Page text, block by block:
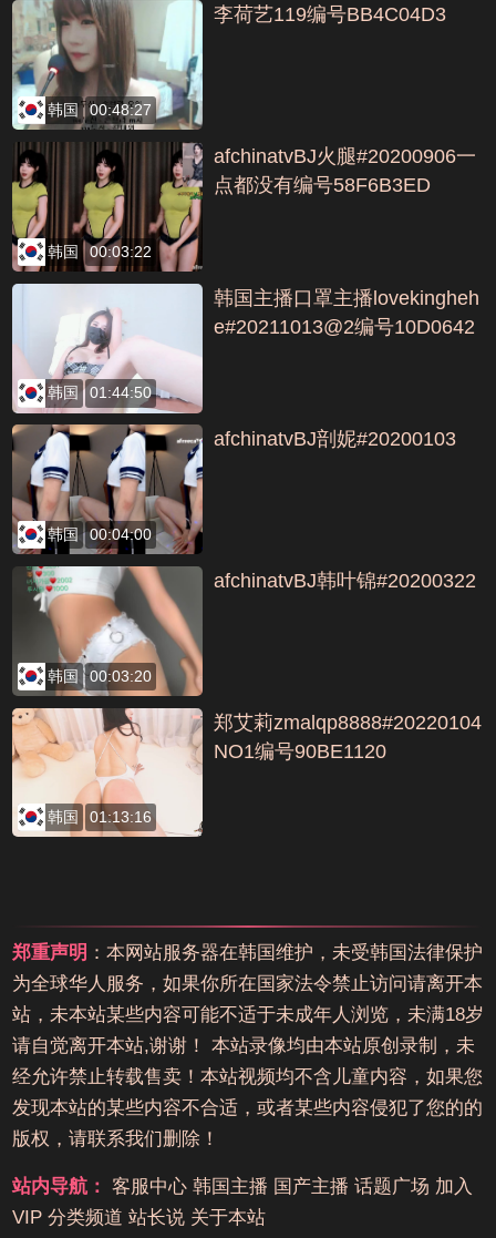
韩国 00:48:27
李荷艺119编号BB4C04D3
韩国 00:03:22
afchinatvBJ火腿#20200906一
点都没有编号58F6B3ED
韩国 01:44:50
韩国主播口罩主播lovekingheh
e#20211013@2编号10D0642
韩国 00:04:00
afchinatvBJ剖妮#20200103
韩国 00:03:20
afchinatvBJ韩叶锦#20200322
韩国 01:13:16
郑艾莉zmalqp8888#20220104
NO1编号90BE1120
郑重声明 ：本网站服务器在韩国维护，未受韩国法律保护
为全球华人服务，如果你所在国家法令禁止访问请离开本
站，未本站某些内容可能不适于未成年人浏览，未满18岁
请自觉离开本站,谢谢！ 本站录像均由本站原创录制，未
经允许禁止转载售卖！本站视频均不含儿童内容，如果您
发现本站的某些内容不合适，或者某些内容侵犯了您的的
版权，请联系我们删除！
站内导航： 客服中心 韩国主播 国产主播 话题广场 加入
VIP 分类频道 站长说 关于本站